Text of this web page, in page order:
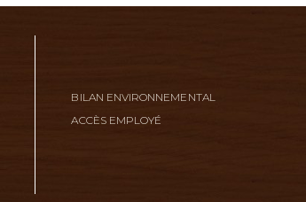
BILAN ENVIRONNEMENTAL
ACCÈS EMPLOYÉ